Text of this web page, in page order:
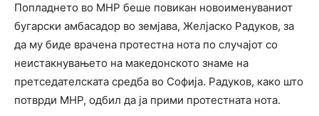
Попладнето во МНР беше повикан новоименуваниот
бугарски амбасадор во земјава, Желјаско Радуков, за
да му биде врачена протестна нота по случајот со
неистакнувањето на македонското знаме на
претседателската средба во Софија. Радуков, како што
потврди МНР, одбил да ја прими протестната нота.